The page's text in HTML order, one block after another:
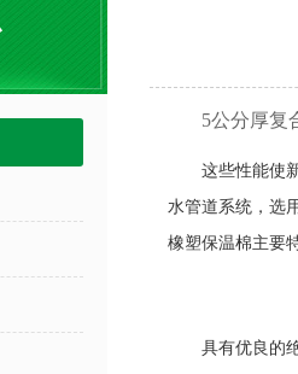
5公分厚复
这些性能使
水管道系统，选
橡塑保温棉主要
具有优良的